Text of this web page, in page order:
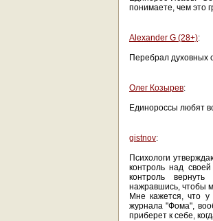
понимаете, чем это
Alexander G (28+):
Перебрал духовных
Олег Козырев:
Единороссы любят
gistnov:
Психологи
контроль над
контроль вернуть
нажравшись, чтобы
Мне кажется, что
журнала "Фома",
приберет к себе,